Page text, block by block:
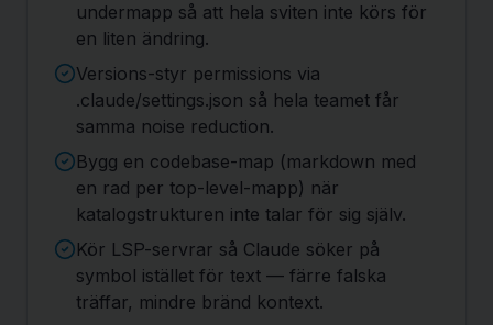
undermapp så att hela sviten inte körs för
en liten ändring.
Versions-styr permissions via
.claude/settings.json så hela teamet får
samma noise reduction.
Bygg en codebase-map (markdown med
en rad per top-level-mapp) när
katalogstrukturen inte talar för sig själv.
Kör LSP-servrar så Claude söker på
symbol istället för text — färre falska
träffar, mindre bränd kontext.